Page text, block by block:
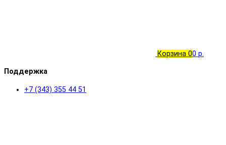
Корзина 00 р.
Поддержка
+7 (343) 355 44 51